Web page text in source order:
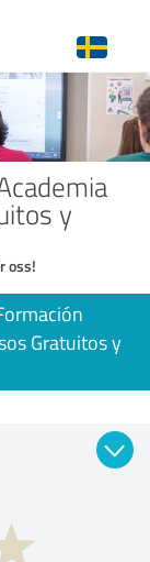
y
oss!
Gratuitos y